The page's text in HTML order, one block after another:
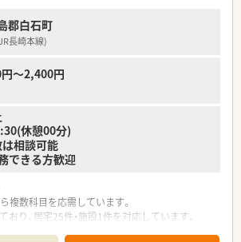
郡白石町
長崎本線)
～2,400円
休憩00分)
相談可能
できる方歓迎
複数科目を応需しています。
り、居宅25件・施設1件を対応しています。